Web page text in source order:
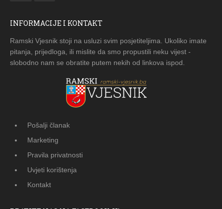
INFORMACIJE I KONTAKT
Ramski Vjesnik stoji na usluzi svim posjetiteljima. Ukoliko imate
pitanja, prijedloga, ili mislite da smo propustili neku vijest -
slobodno nam se obratite putem nekih od linkova ispod.
Pošalji članak
Marketing
Pravila privatnosti
Uvjeti korištenja
Kontakt